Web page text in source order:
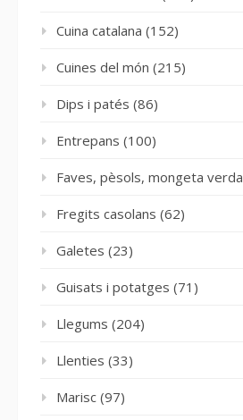
Cuina catalana (152)
Cuines del món (215)
Dips i patés (86)
Entrepans (100)
Faves, pèsols, mongeta verda
Fregits casolans (62)
Galetes (23)
Guisats i potatges (71)
Llegums (204)
Llenties (33)
Marisc (97)